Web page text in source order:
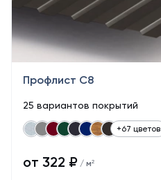
Профлист С8
25 вариантов покрытий
+67 цветов
от 322 ₽ / м²